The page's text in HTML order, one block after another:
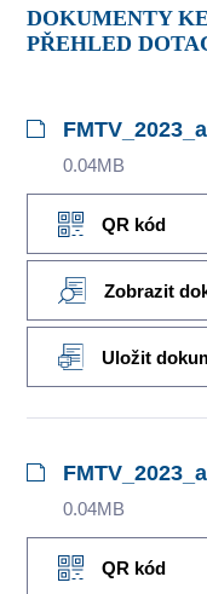
DOKUMENTY KE STAŽENÍ ZE SLOŽKY
PŘEHLED
0.04MB
QR kód
Zobrazit
Uložit
0.04MB
QR kód